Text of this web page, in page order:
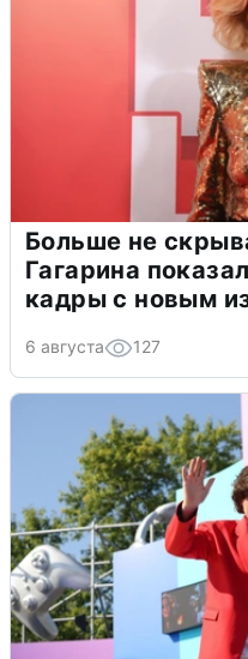
Больше не
Гагарина
кадры с новым
6 августа 127